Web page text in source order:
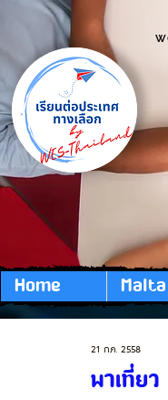
Home Malta
พาเที่ย
21 ก.ค. 2558